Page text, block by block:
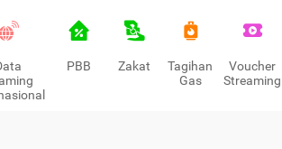
PBB Zakat
Tagihan
Gas
Voucher
Streaming